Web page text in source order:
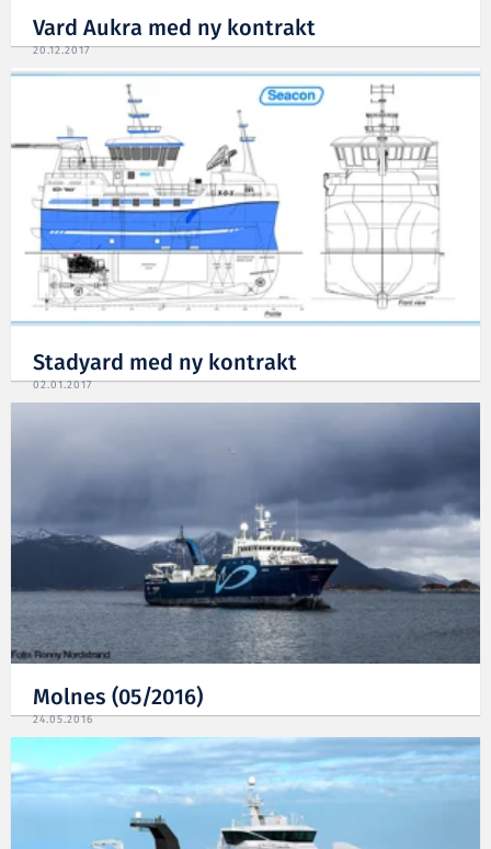
Vard Aukra med ny kontrakt
20.12.2017
Stadyard med ny kontrakt
02.01.2017
Molnes (05/2016)
24.05.2016